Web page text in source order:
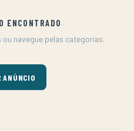
ENCONTRADO
navegue pelas categorias.
ANÚNCIO